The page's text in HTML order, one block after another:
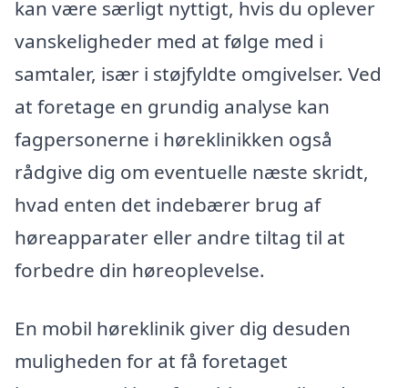
kan være særligt nyttigt, hvis du oplever
vanskeligheder med at følge med i
samtaler, især i støjfyldte omgivelser. Ved
at foretage en grundig analyse kan
fagpersonerne i høreklinikken også
rådgive dig om eventuelle næste skridt,
hvad enten det indebærer brug af
høreapparater eller andre tiltag til at
forbedre din høreoplevelse.
En mobil høreklinik giver dig desuden
muligheden for at få foretaget